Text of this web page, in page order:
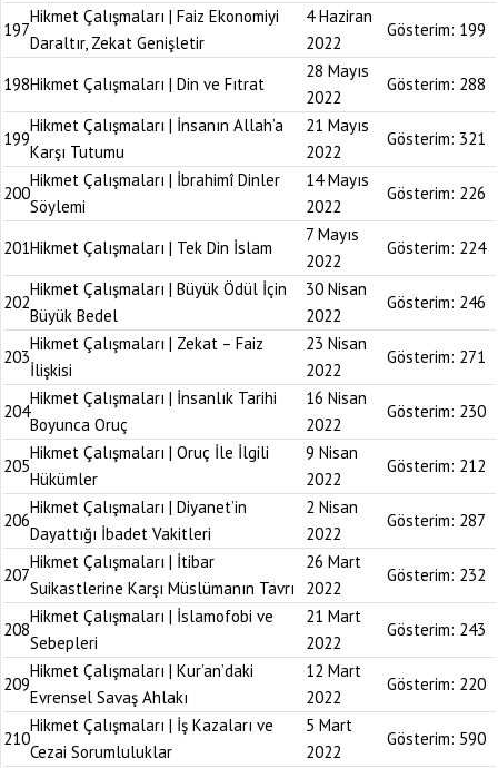
197
Hikmet Çalışmaları | Faiz Ekonomiyi
Daraltır, Zekat Genişletir
4 Haziran
2022
Gösterim: 199
198Hikmet Çalışmaları | Din ve Fıtrat
28 Mayıs
2022
Gösterim: 288
199
Hikmet Çalışmaları | İnsanın Allah’a
Karşı Tutumu
21 Mayıs
2022
Gösterim: 321
200
Hikmet Çalışmaları | İbrahimî Dinler
Söylemi
14 Mayıs
2022
Gösterim: 226
201Hikmet Çalışmaları | Tek Din İslam
7 Mayıs
2022
Gösterim: 224
202
Hikmet Çalışmaları | Büyük Ödül İçin
Büyük Bedel
30 Nisan
2022
Gösterim: 246
203
Hikmet Çalışmaları | Zekat – Faiz
İlişkisi
23 Nisan
2022
Gösterim: 271
204
Hikmet Çalışmaları | İnsanlık Tarihi
Boyunca Oruç
16 Nisan
2022
Gösterim: 230
205
Hikmet Çalışmaları | Oruç İle İlgili
Hükümler
9 Nisan
2022
Gösterim: 212
206
Hikmet Çalışmaları | Diyanet’in
Dayattığı İbadet Vakitleri
2 Nisan
2022
Gösterim: 287
207
Hikmet Çalışmaları | İtibar
Suikastlerine Karşı Müslümanın Tavrı
26 Mart
2022
Gösterim: 232
208
Hikmet Çalışmaları | İslamofobi ve
Sebepleri
21 Mart
2022
Gösterim: 243
209
Hikmet Çalışmaları | Kur’an’daki
Evrensel Savaş Ahlakı
12 Mart
2022
Gösterim: 220
210
Hikmet Çalışmaları | İş Kazaları ve
Cezai Sorumluluklar
5 Mart
2022
Gösterim: 590